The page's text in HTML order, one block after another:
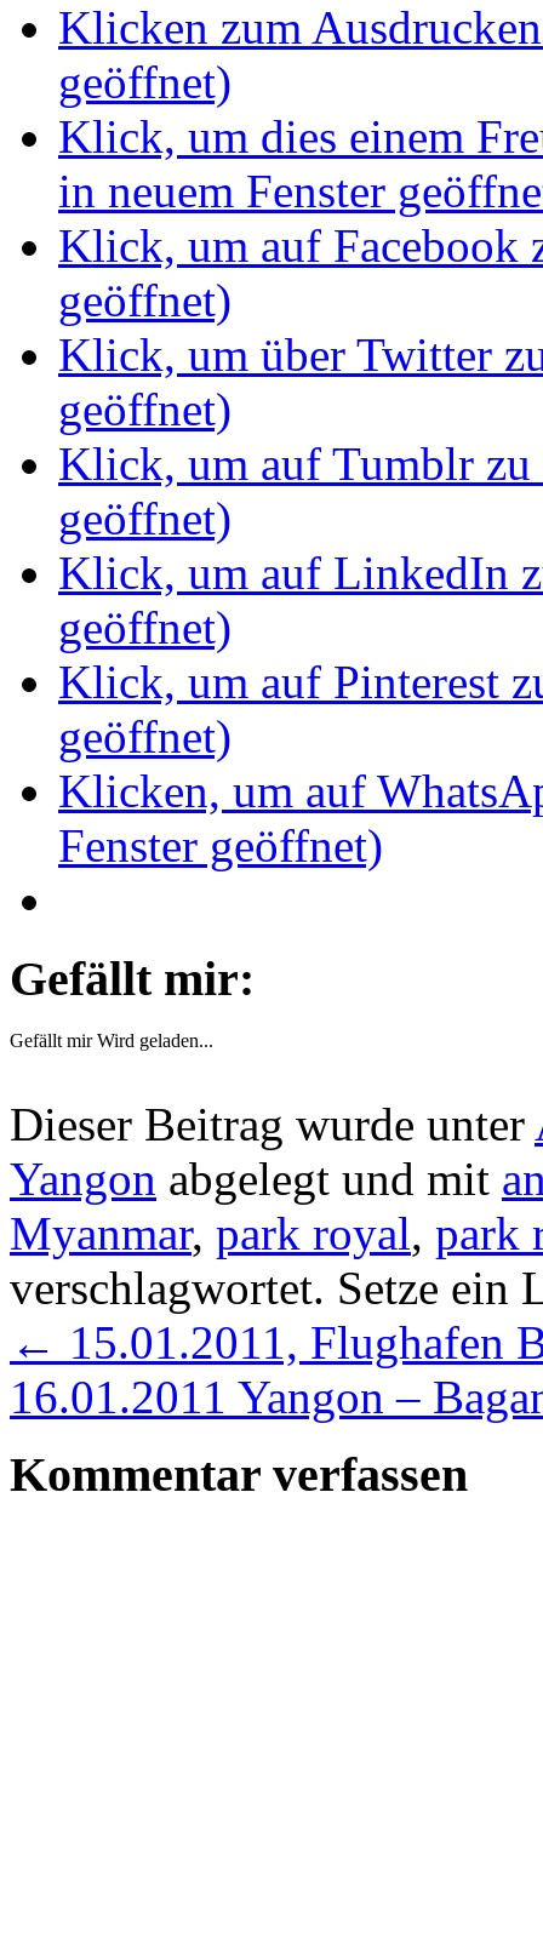
Klicken zum
geöffnet)
Klick, um dies einem
in neuem Fenster
Klick, um auf Facebook
geöffnet)
Klick, um über Twitter
geöffnet)
Klick, um auf Tumblr zu
geöffnet)
Klick, um auf LinkedIn
geöffnet)
Klick, um auf Pinterest
geöffnet)
Klicken, um auf
Fenster geöffnet)
Gefällt mir:
Gefällt mir Wird geladen...
Dieser Beitrag wurde unter
Yangon abgelegt und mit
Myanmar, park royal, park
verschlagwortet. Setze ein
← 15.01.2011, Flughafen
16.01.2011 Yangon –
Kommentar verfassen